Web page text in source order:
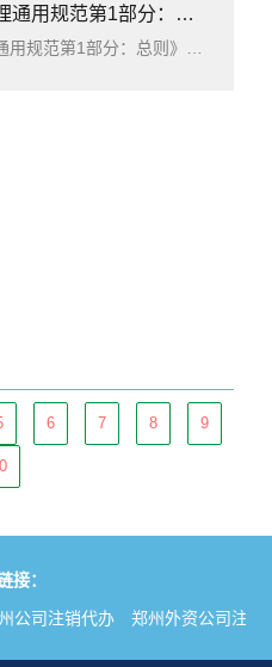
规范第1部分：总则》（
6 7 8 9
接：
公司注销代办 郑州外资公司注册